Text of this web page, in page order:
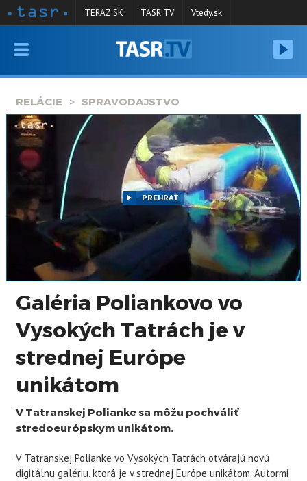
VYSIELANIE
SPRAVODAJSTVO
KONTAKT
ARCHÍV
TERAZ.SK TASR TV Vtedy.sk
RELÁCIE SPRAVODAJSTVO
PREHRAŤ
Galéria Poliankovo vo
Vysokých Tatrách je v
strednej Európe
unikátom
V Tatranskej Polianke sa môžu pochváliť
stredoeurópskym unikátom.
V Tatranskej Polianke vo Vysokých Tatrách otvárajú novú
digitálnu galériu, ktorá je v strednej Európe unikátom. Autormi